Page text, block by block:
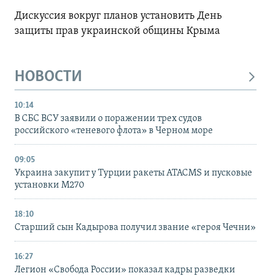
Дискуссия вокруг планов установить День
защиты прав украинской общины Крыма
НОВОСТИ
10:14
В СБС ВСУ заявили о поражении трех судов
российского «теневого флота» в Черном море
09:05
Украина закупит у Турции ракеты ATACMS и пусковые
установки M270
18:10
Старший сын Кадырова получил звание «героя Чечни»
16:27
Легион «Свобода России» показал кадры разведки